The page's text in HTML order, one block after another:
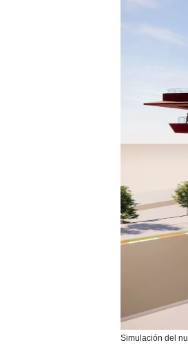
Simulación del